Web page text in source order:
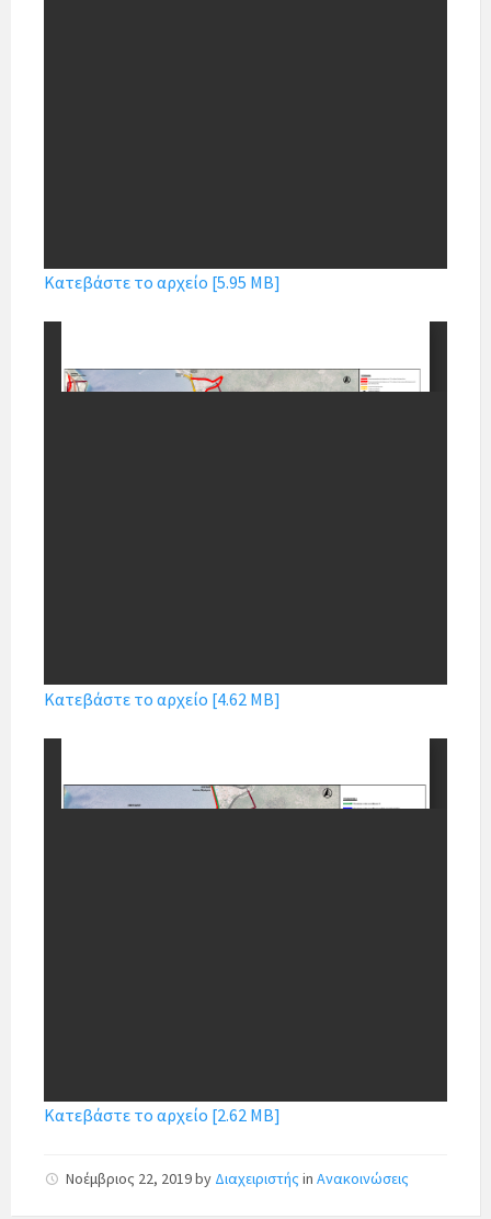
Κατεβάστε το αρχείο [5.95 MB]
Κατεβάστε το αρχείο [4.62 MB]
Κατεβάστε το αρχείο [2.62 MB]
Νοέμβριος 22, 2019by Διαχειριστής in Ανακοινώσεις